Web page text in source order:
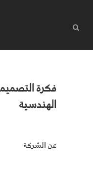
فكرة
الهندسية
عن الشركة